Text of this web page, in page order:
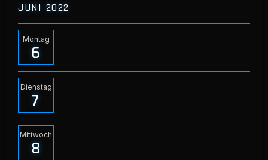
JUNI 2022
Montag
6
Dienstag
7
Mittwoch
8